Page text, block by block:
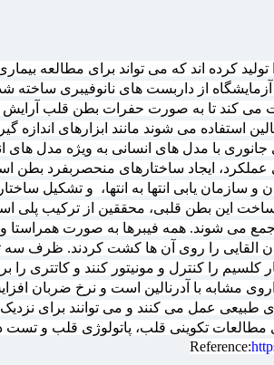
کرده اند که می تواند برای مطالعه
آزمایشگاه از داربست های نانوفیبری
کند تا به صورت حفرات بطن قلب آرایش
استفاده می شوند مانند ابزارهای
با مدل های انسانی به ویژه مدل
ایجاد ساختارهای منحصربفرد
یابی انتها به انتها، و تشکیل
این بطن قلبی، محققین از ترکیب پلی
می شوند. همه فیبرها به صورت
القایی را روی آن ها کشت کردند. ظرف سه
را کنترل و مونیتور کنند و کاتتری
مشابه با آدرنالین است و نرخ ضربان
طبیعی عمل می کنند و می توانند برای
مطالعات تکوینی قلب، پاتولوژی قلب و تست
Reference: